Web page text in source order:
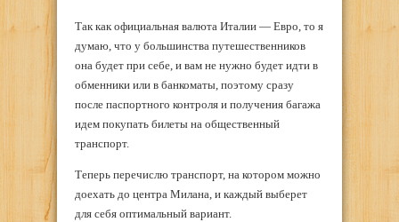
Так как официальная валюта Италии — Евро, то я
думаю, что у большинства путешественников
она будет при себе, и вам не нужно будет идти в
обменники или в банкоматы, поэтому сразу
после паспортного контроля и получения багажа
идем покупать билеты на общественный
транспорт.
Теперь перечислю транспорт, на котором можно
доехать до центра Милана, и каждый выберет
для себя оптимальный вариант.